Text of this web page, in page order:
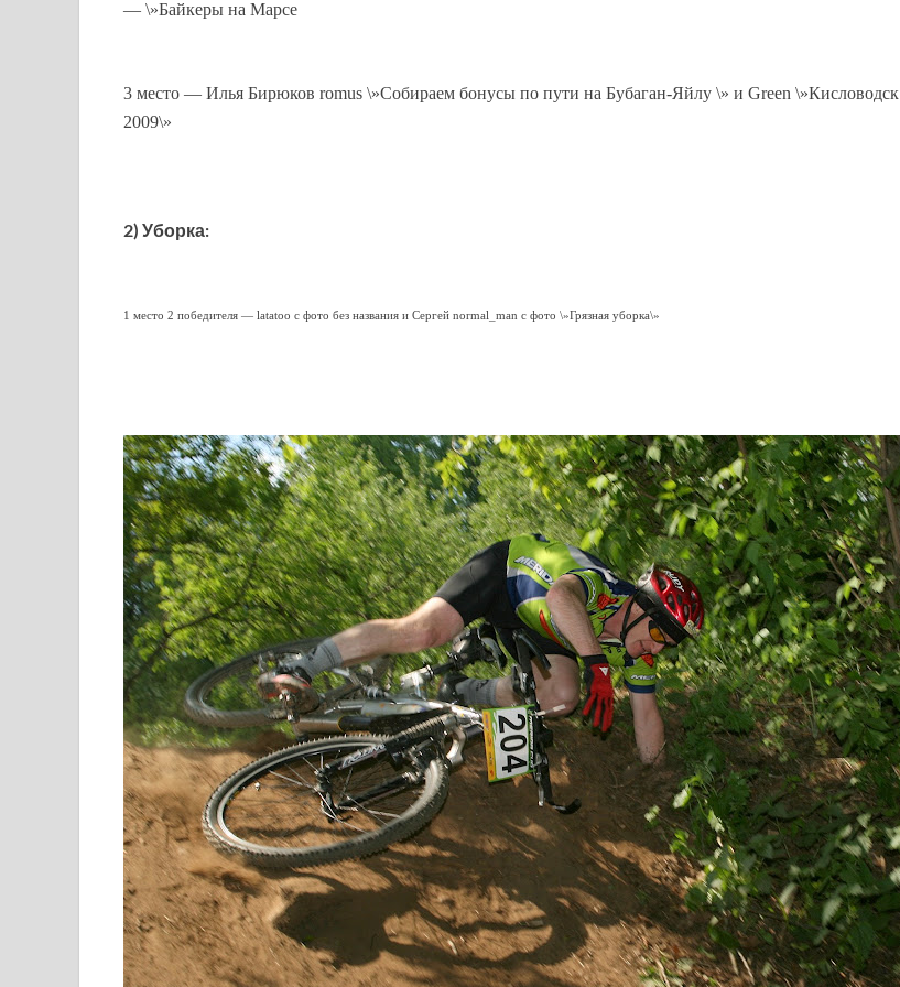
— \»Байкеры на Марсе
3 место — Илья Бирюков romus \»Собираем бонусы по пути на Бубаган-Яйлу \» и Green \»Кисловодск
2009\»
2) Уборка:
1 место 2 победителя — latatoo с фото без названия и Сергей normal_man с фото \»Грязная уборка\»